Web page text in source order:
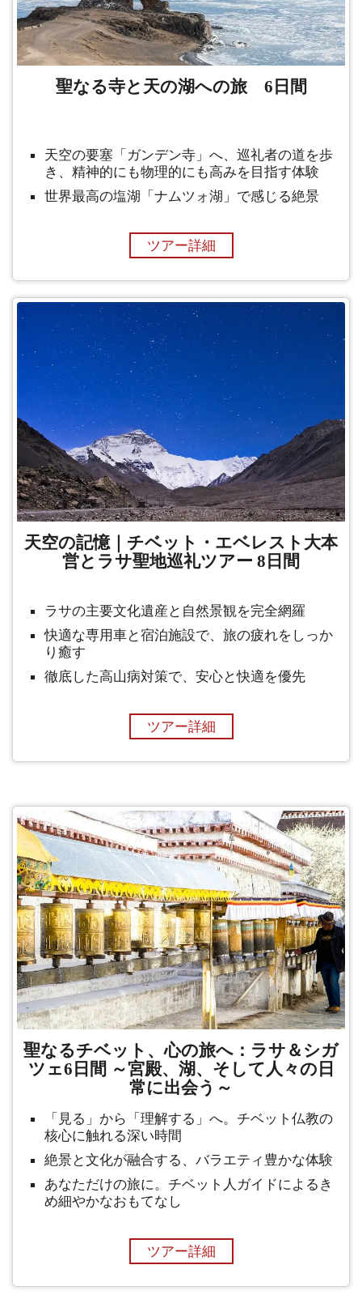
聖なる寺と天の湖への旅 6日間
天空の要塞「ガンデン寺」へ、巡礼者の道を歩
き、精神的にも物理的にも高みを目指す体験
世界最高の塩湖「ナムツォ湖」で感じる絶景
ツアー詳細
天空の記憶｜チベット・エベレスト大本
営とラサ聖地巡礼ツアー 8日間
ラサの主要文化遺産と自然景観を完全網羅
快適な専用車と宿泊施設で、旅の疲れをしっか
り癒す
徹底した高山病対策で、安心と快適を優先
ツアー詳細
聖なるチベット、心の旅へ：ラサ＆シガ
ツェ6日間 ～宮殿、湖、そして人々の日
常に出会う～
「見る」から「理解する」へ。チベット仏教の
核心に触れる深い時間
絶景と文化が融合する、バラエティ豊かな体験
あなただけの旅に。チベット人ガイドによるき
め細やかなおもてなし
ツアー詳細